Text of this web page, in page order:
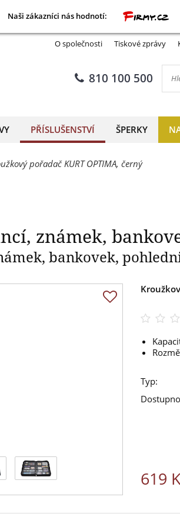
Naši zákazníci nás hodnotí:
O společnosti Tiskové zprávy
810 100 500
PŘÍSLUŠENSTVÍ ŠPERKY
pořadač KURT OPTIMA, černý
známek,
bankovek,
Typ:
619
mincí,
Naši zákazníci nás hodnotí: